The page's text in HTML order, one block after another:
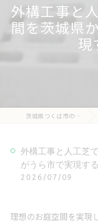
外構工事と
間を茨城県
現
茨城県つくば市の外構工事なら有限会社和園
外構工事と人工芝
がうら市で実現す
2026/07/09
理想のお庭空間を実現